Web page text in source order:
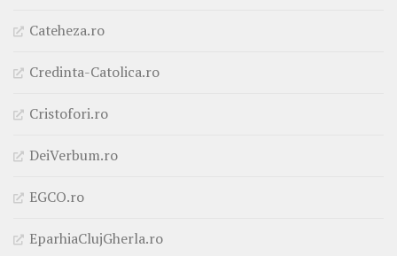
Cateheza.ro
Credinta-Catolica.ro
Cristofori.ro
DeiVerbum.ro
EGCO.ro
EparhiaClujGherla.ro